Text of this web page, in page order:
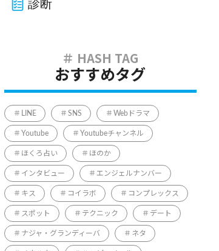
診断
おすすめタグ
LINE SNS Webドラマ
Youtube Youtubeチャンネル
ほくろ占い ほのか
インタビュー エンジェルナンバー
キス コイラボ コンプレックス
スポット テクニック デート
ナジャ・グランディーバ ネタ